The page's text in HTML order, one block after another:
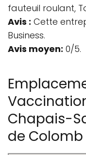
fauteuil roulant,
Avis : Cette
Business.
Avis moyen: 0/5.
Chapais-
de Colomb